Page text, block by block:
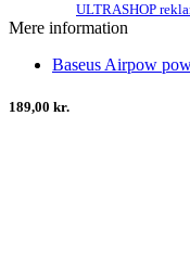
ULTRASHOP
Mere information
Baseus Airpow
189,00 kr.